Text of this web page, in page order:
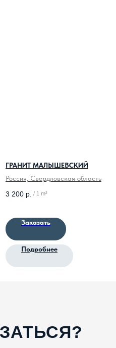
ГРАНИТ МАЛЫШЕВСКИЙ
Россия, Свердловская область
3 200 р. / 1 m²
Заказать
Подробнее